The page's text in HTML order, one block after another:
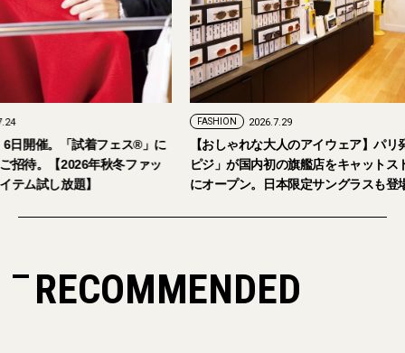
試着フェス®︎」に
年秋冬ファッ
題】
2026.7.29
【おしゃれな大人のアイウェア】パリ発「イジ
ピジ」が国内初の旗艦店をキャットストリート
にオープン。日本限定サングラスも登場
RECOMMENDED